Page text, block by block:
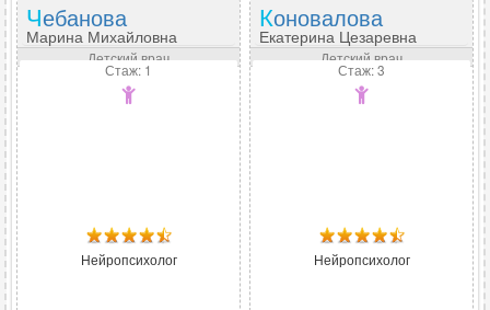
Чебанова
Марина Михайловна
Детский врач
Стаж: 1
Нейропсихолог
Коновалова
Екатерина Цезаревна
Детский врач
Стаж: 3
Нейропсихолог